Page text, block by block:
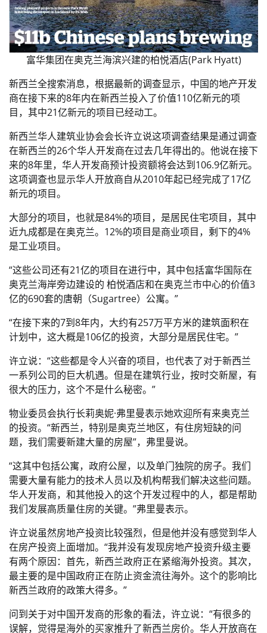
富华集团在奥克兰海滨兴建的柏悦酒店(Park Hyatt)
新西兰全搜索消息，根据最新的调查显示，中国的地产开发
商在接下来的8年内在新西兰投入了价值110亿新元的项
目，其中21亿新元的项目已经动工。
新西兰华人建筑业协会会长许立说这项调查结果是通过调查
在新西兰的26个华人开发商在过去几年得出的。他说在接下
来的8年里，华人开发商预计投资额将会达到106.9亿新元。
这项调查也显示华人开放商自从2010年起已经完成了17亿
新元的项目。
大部分的项目，也就是84%的项目，是居民住宅项目，其中
近九成都是在奥克兰。12%的项目是商业项目，剩下的4%
是工业项目。
“这些公司还有21亿的项目在进行中，其中包括富华国际在
奥克兰海岸旁边建设的 柏悦酒店和在奥克兰市中心的价值3
亿的690套的唐朝（Sugartree）公寓。”
“在接下来的7到8年内，大约有257万平方米的建筑面积在
计划中，这大概是106亿的投资，大部分是居民住宅。”
许立说：“这些都是令人兴奋的项目，也代表了对于新西兰
一系列公司的巨大机遇。但是在建筑行业，按时交新屋，有
很大的压力，这个不是什么秘密。”
物业委员会执行长莉奥妮·弗里曼表示她欢迎所有来奥克兰
的投资。“新西兰，特别是奥克兰地区，有住房短缺的问
题，我们需要新建大量的房屋”，弗里曼说。
“这其中包括公寓，政府公屋，以及单门独院的房子。我们
需要大量有能力的技术人员以及机构帮我们解决这些问题。
华人开发商，和其他投入的这个开发过程中的人，都是帮助
我们发展高质量住房的关键。”弗里曼表示。
许立说虽然房地产投资比较强烈，但是他并没有感觉到华人
在房产投资上面增加。“我并没有发现房地产投资升级主要
有两个原因：首先，新西兰政府正在紧缩海外投资。其次，
最主要的是中国政府正在防止资金流往海外。这个的影响比
新西兰政府的政策大得多。”
问到关于对中国开发商的形象的看法，许立说：“有很多的
误解，觉得是海外的买家推升了新西兰房价。华人开放商在